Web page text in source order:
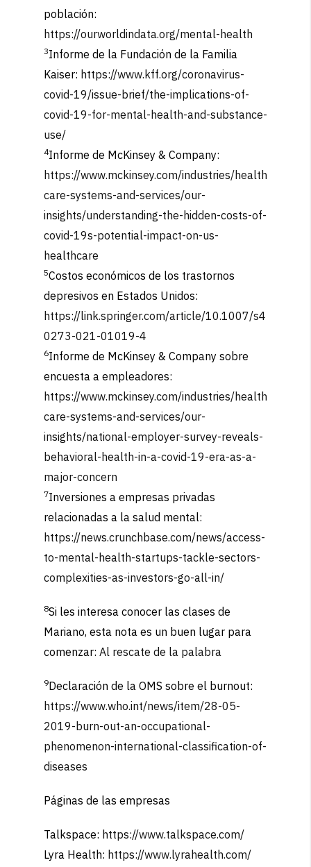
población:
https://ourworldindata.org/mental-health
3Informe de la Fundación de la Familia
Kaiser: https://www.kff.org/coronavirus-
covid-19/issue-brief/the-implications-of-
covid-19-for-mental-health-and-substance-
use/
4Informe de McKinsey & Company:
https://www.mckinsey.com/industries/health
care-systems-and-services/our-
insights/understanding-the-hidden-costs-of-
covid-19s-potential-impact-on-us-
healthcare
5Costos económicos de los trastornos
depresivos en Estados Unidos:
https://link.springer.com/article/10.1007/s4
0273-021-01019-4
6Informe de McKinsey & Company sobre
encuesta a empleadores:
https://www.mckinsey.com/industries/health
care-systems-and-services/our-
insights/national-employer-survey-reveals-
behavioral-health-in-a-covid-19-era-as-a-
major-concern
7Inversiones a empresas privadas
relacionadas a la salud mental:
https://news.crunchbase.com/news/access-
to-mental-health-startups-tackle-sectors-
complexities-as-investors-go-all-in/
8Si les interesa conocer las clases de
Mariano, esta nota es un buen lugar para
comenzar: Al rescate de la palabra
9Declaración de la OMS sobre el burnout:
https://www.who.int/news/item/28-05-
2019-burn-out-an-occupational-
phenomenon-international-classification-of-
diseases
Páginas de las empresas
Talkspace: https://www.talkspace.com/
Lyra Health: https://www.lyrahealth.com/